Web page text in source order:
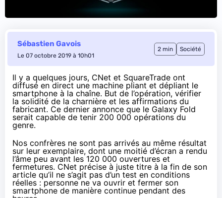
Sébastien Gavois
Le 07 octobre 2019 à 10h01
2 min Société
Il y a quelques jours, CNet et SquareTrade ont
diffusé en direct une machine pliant et dépliant le
smartphone à la chaîne. But de l’opération, vérifier
la solidité de la charnière et les affirmations du
fabricant. Ce dernier annonce que le Galaxy Fold
serait capable de tenir 200 000 opérations du
genre.
Nos confrères ne sont pas arrivés au même résultat
sur leur exemplaire, dont une moitié d’écran a rendu
l’âme peu avant les 120 000 ouvertures et
fermetures. CNet précise à juste titre à la fin de son
article qu’il ne s’agit pas d’un test en conditions
réelles : personne ne va ouvrir et fermer son
smartphone de manière continue pendant des